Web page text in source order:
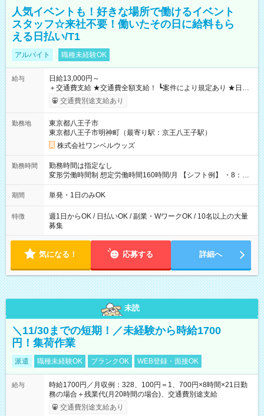
人気イベントも！好きな場所で働けるイベント
スタッフ☆来社不要！働いたその日に給料もら
える日払い/T1
アルバイト 職種未経験OK
給与
日給13,000円～
＋交通費支給 ★交通費全額支給！ ┗案件により規定あり ★日払
いOK！（規定あり） ┗働いたその日に現金GET♪ お仕事後はコ
ンビニATMから 日払い分を引き落とせます！ 【試用期間】試
交通費別途支給あり
勤務地
東京都八王子市
東京都八王子市明神町（最寄り駅：京王八王子駅）
株式会社ワンベルウッズ
勤務時間
勤務時間は指定なし
変形労働時間制 想定労働時間160時間/月 【シフト例】 ・8：00
～21：00
期間 単発・1日のみOK
特徴
週1日からOK / 日払いOK / 副業・WワークOK / 10名以上の大量
募集
気になる！ 応募する 詳細へ
未読
＼11/30までの短期！／未経験から時給1700
円！集荷作業
派遣 職種未経験OK ブランクOK WEB登録・面接OK
給与
時給1700円／月収例：328、100円＝1、700円×8時間×21日勤
務の場合＋残業代(月20時間の場合)、交通費別途支給
交通費別途支給あり